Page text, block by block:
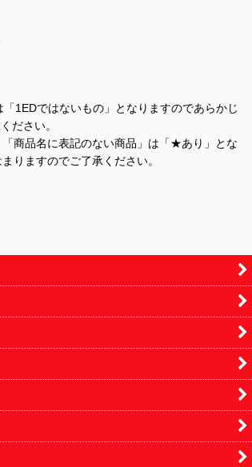
1EDではないもの」となりますのであらかじ
ださい。
商品名に表記のない商品」は「★あり」とな
りますのでご了承ください。